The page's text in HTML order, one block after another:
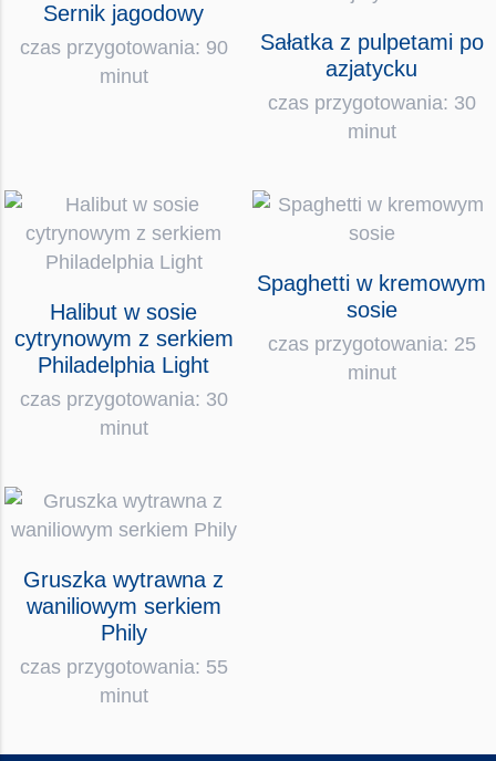
Sernik jagodowy
czas przygotowania: 90
minut
Sałatka z pulpetami po
azjatycku
czas przygotowania: 30
minut
Halibut w sosie
cytrynowym z serkiem
Philadelphia Light
czas przygotowania: 30
minut
Spaghetti w kremowym
sosie
czas przygotowania: 25
minut
Gruszka wytrawna z
waniliowym serkiem
Phily
czas przygotowania: 55
minut